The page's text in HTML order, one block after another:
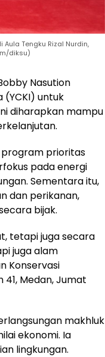
Tengku Rizal Nurdin,
diksu)
Nasution
(YCKI) untuk
diharapkan mampu
program prioritas
pada energi
Sementara itu,
dan perikanan,
bijak.
tetapi juga secara
juga alam
Konservasi
41, Medan, Jumat
makhluk
ekonomi. Ia
lingkungan.